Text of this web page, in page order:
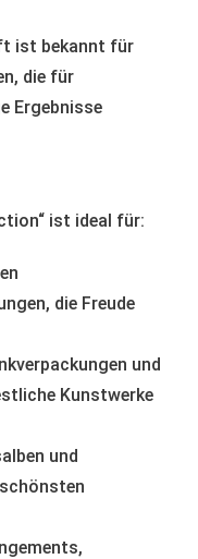
ist bekannt für
die für
Ergebnisse
ist ideal für:
die Freude
und
Kunstwerke
und